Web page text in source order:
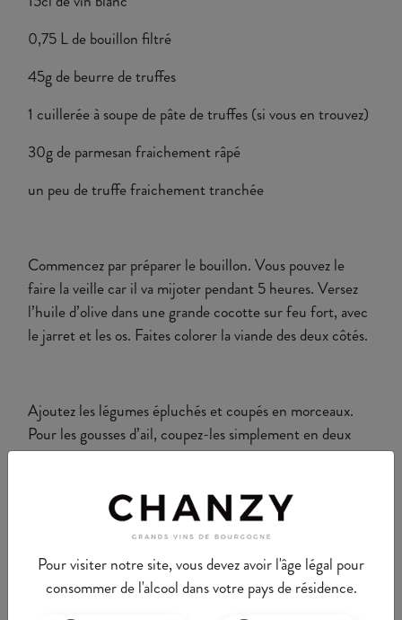
0,75 L de bouillon filtré
45g de beurre de truffes
1 cuillerée à soupe de pâte de truffes (si vous en trouvez)
30g de parmesan fraichement râpé
un peu de truffe fraichement tranchée
Commencez par préparer le bouillon. Vous pouvez le
faire la veille car il va mijoter pendant 5 heures. Versez
l’huile d’olive dans une grande cocotte sur feu fort, avec
le jarret et les os. Faites colorer la viande des deux côtés.
Ajoutez les légumes épluchés et coupés en morceaux.
Pour les gousses d’ail, coupez-les simplement en deux
avec la peau. Versez de l’eau jusqu’à 7-8 cm au dessus
maintenant à ébullition et baissez le feu au minimum.
Laissez un couvercle en place et laissez cuire 5 heures
Récupérez le bouillon sans les légumes, puis filtrez-le
Pour visiter notre site, vous devez avoir l'âge légal pour
consommer de l'alcool dans votre pays de résidence.